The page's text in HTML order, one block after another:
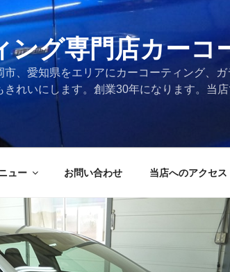
ング専門店カーコ
、愛知県をエリアにカーコーティング、
れいにします。創業30年になります。当
ュー お問い合わせ 当店へのアクセス